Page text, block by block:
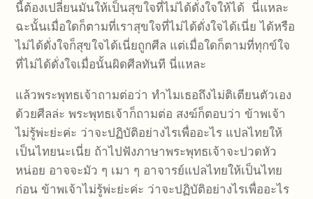
นี้ต้องเปลี่ยนมันให้เป็นสุขใจที่ไม่ได้ดั่งใจให้ได้ นี่แหละ
ฉะนั้นเมื่อใดก็ตามที่เราสุขใจที่ไม่ได้ดั่งใจได้เนี่ย ได้หรือ
ไม่ได้ดั่งใจก็สุขใจได้เนี่ยถูกศีล แต่เมื่อใดก็ตามที่ทุกข์ใจ
ที่ไม่ได้ดั่งใจเมื่อนั้นผิดศีลทันที นี่แหละ
แล้วพระพุทธเจ้าถามต่อว่า ทำไมเธอถึงไม่ติเตียนตัวเอง
ด้วยศีลล่ะ พระพุทธเจ้าก็ถามต่อ สงฆ์ก็ตอบว่า ข้าพเจ้า
ไม่รู้พ่ะย่ะค่ะ ว่าจะปฏิบัติอย่างไรเพื่ออะไร แปลไทยให้
เป็นไทยนะเนี่ย ถ้าไปฟังภาษาพระพุทธเจ้าจะปวดหัว
หน่อย อาจจะมัว ๆ เมา ๆ อาจารย์แปลไทยให้เป็นไทย
ก่อน ข้าพเจ้าไม่รู้พ่ะย่ะค่ะ ว่าจะปฏิบัติอย่างไรเพื่ออะไร